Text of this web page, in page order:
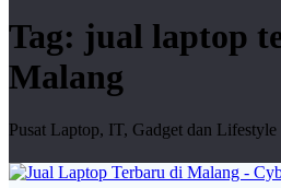
Tag: jual laptop
Malang
Pusat Laptop, IT, Gadget dan Lifestyle